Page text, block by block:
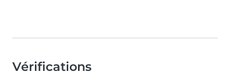
Vérifications